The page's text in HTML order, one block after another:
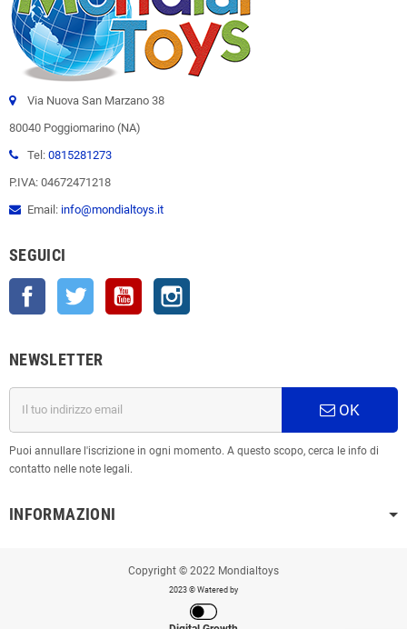
Via Nuova San Marzano 38
80040 Poggiomarino (NA)
Tel: 0815281273
P.IVA: 04672471218
Email: info@mondialtoys.it
SEGUICI
Facebook Twitter YouTube
NEWSLETTER
OK
Puoi annullare l'iscrizione in ogni momento. A questo scopo, cerca le info di
contatto nelle note legali.
INFORMAZIONI
Copyright © 2022 Mondialtoys
2023 © Watered by